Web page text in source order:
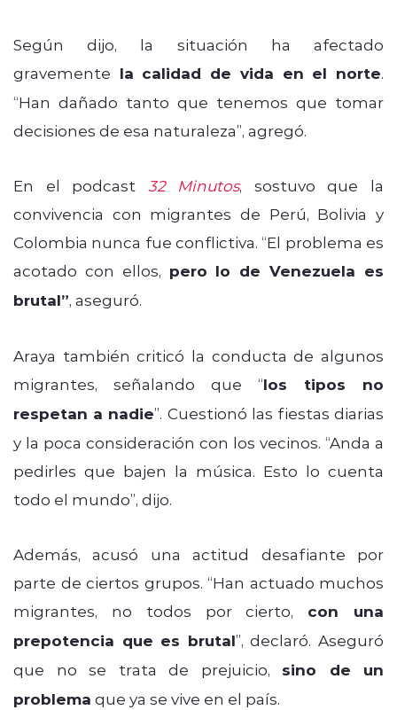
Según dijo, la situación ha afectado
gravemente la calidad de vida en el norte.
“Han dañado tanto que tenemos que tomar
decisiones de esa naturaleza”, agregó.
En el podcast 32 Minutos, sostuvo que la
convivencia con migrantes de Perú, Bolivia y
Colombia nunca fue conflictiva. “El problema es
acotado con ellos, pero lo de Venezuela es
brutal”, aseguró.
Araya también criticó la conducta de algunos
migrantes, señalando que “los tipos no
respetan a nadie”. Cuestionó las fiestas diarias
y la poca consideración con los vecinos. “Anda a
pedirles que bajen la música. Esto lo cuenta
todo el mundo”, dijo.
Además, acusó una actitud desafiante por
parte de ciertos grupos. “Han actuado muchos
migrantes, no todos por cierto, con una
prepotencia que es brutal”, declaró. Aseguró
que no se trata de prejuicio, sino de un
problema que ya se vive en el país.